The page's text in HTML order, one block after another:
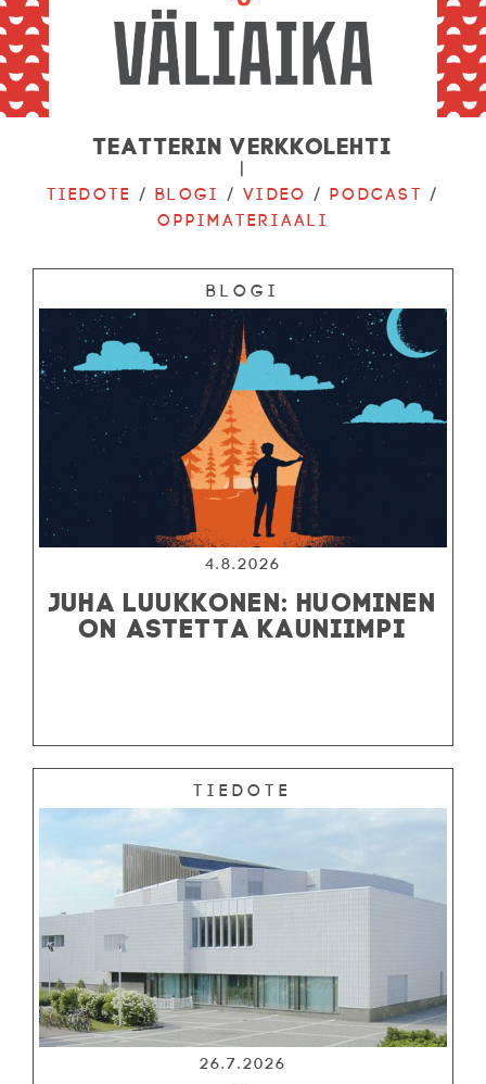
Teatterin verkkolehti
|
Tiedote /Blogi /Video /Podcast /
Oppimateriaali
Blogi
4.8.2026
JUHA LUUKKONEN: HUOMINEN
ON ASTETTA KAUNIIMPI
Tiedote
26.7.2026